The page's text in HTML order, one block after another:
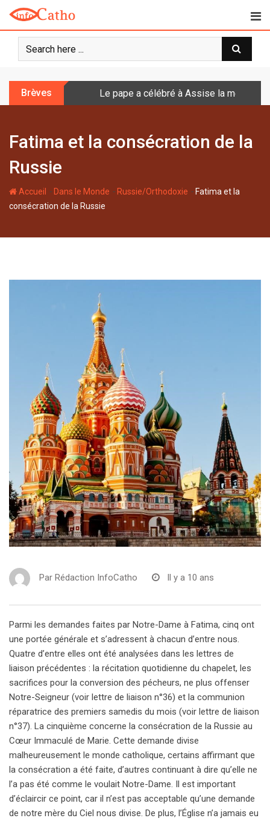
o
Brèves Le pape a célébré à Assise la messe
Fatima et la consécration de la
Russie
Accueil - Dans le Monde - Russie/Orthodoxie - Fatima et la
consécration de la Russie
Par Rédaction InfoCatho Il y a 10 ans
Parmi les demandes faites par Notre-Dame à Fatima, cinq ont
une portée générale et s’adressent à chacun d’entre nous.
Quatre d’entre elles ont été analysées dans les lettres de
liaison précédentes : la récitation quotidienne du chapelet, les
sacrifices pour la conversion des pécheurs, ne plus offenser
Notre-Seigneur (voir lettre de liaison n°36) et la communion
réparatrice des premiers samedis du mois (voir lettre de liaison
n°37). La cinquième concerne la consécration de la Russie au
Cœur Immaculé de Marie. Cette demande divise
malheureusement le monde catholique, certains affirmant que
la consécration a été faite, d’autres continuant à dire qu’elle ne
l’a pas été comme le voulait Notre-Dame. Il est important
d’éclaircir ce point, car il n’est pas acceptable qu’une demande
de notre mère du Ciel nous divise. De plus, l’Église n’a jamais eu